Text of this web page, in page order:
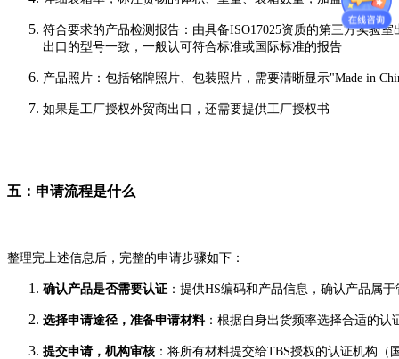
符合要求的产品检测报告：由具备ISO17025资质的第三方实验
出口的型号一致，一般认可符合标准或国际标准的报告
产品照片：包括铭牌照片、包装照片，需要清晰显示"Made in
如果是工厂授权外贸商出口，还需要提供工厂授权书
五：申请流程是什么
整理完上述信息后，完整的申请步骤如下：
确认产品是否需要认证 ：提供HS编码和产品信息，确认产品属
选择申请途径，准备申请材料：根据自身出货频率选择合适的认
提交申请，机构审核 ：将所有材料提交给TBS授权的认证机构（